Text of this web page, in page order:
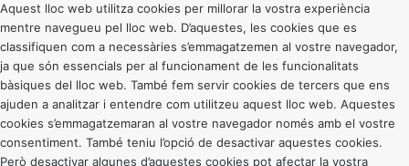
Aquest lloc web utilitza cookies per millorar la vostra experiència
mentre navegueu pel lloc web. D’aquestes, les cookies que es
classifiquen com a necessàries s’emmagatzemen al vostre navegador,
ja que són essencials per al funcionament de les funcionalitats
bàsiques del lloc web. També fem servir cookies de tercers que ens
ajuden a analitzar i entendre com utilitzeu aquest lloc web. Aquestes
cookies s’emmagatzemaran al vostre navegador només amb el vostre
consentiment. També teniu l’opció de desactivar aquestes cookies.
Però desactivar algunes d’aquestes cookies pot afectar la vostra